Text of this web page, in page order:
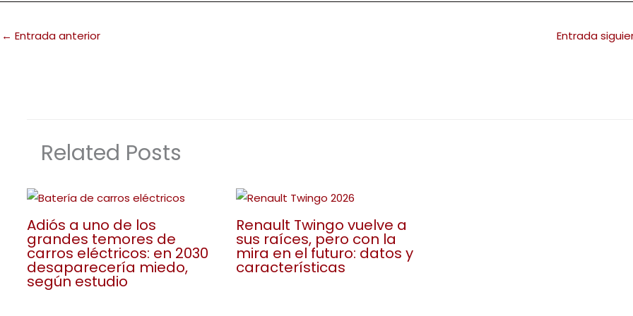
← Entrada anterior Entrada
Related Posts
Adiós a uno de los
grandes temores de
carros eléctricos: en 2030
desaparecería miedo,
según estudio
Renault Twingo vuelve a
sus raíces, pero con la
mira en el futuro: datos y
características